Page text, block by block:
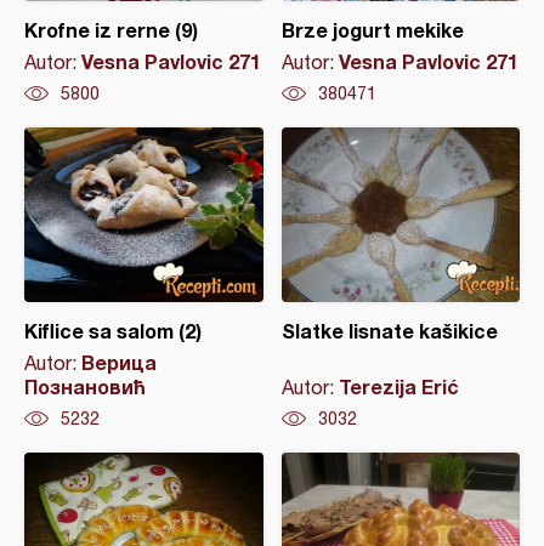
Krofne iz rerne (9)
Autor: Vesna Pavlovic 271
5800
Brze jogurt mekike
Autor: Vesna Pavlovic 271
380471
Kiflice sa salom (2)
Autor: Верица
Познановић
5232
Slatke lisnate kašikice
Autor: Terezija Erić
3032